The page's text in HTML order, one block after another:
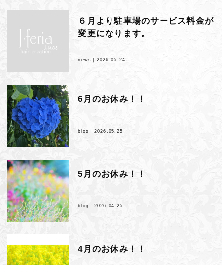
６月より駐車場のサービス料金が
変更になります。
news｜ 2026.05.24
6月のお休み！！
blog｜ 2026.05.25
5月のお休み！！
blog｜ 2026.04.25
4月のお休み！！